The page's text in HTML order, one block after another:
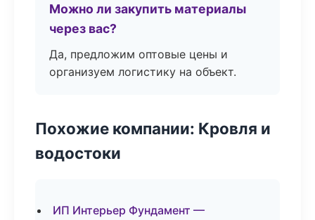
Можно ли закупить материалы
через вас?
Да, предложим оптовые цены и
организуем логистику на объект.
Похожие компании: Кровля и
водостоки
ИП Интерьер Фундамент —